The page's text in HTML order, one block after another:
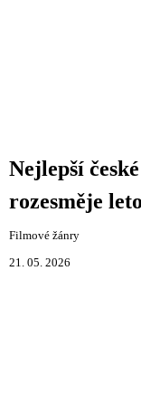
Nejlepší
rozesměje
Filmové žánry
21. 05. 2026